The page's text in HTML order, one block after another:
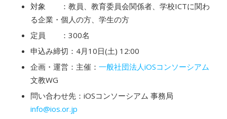
対象 ：教員、教育委員会関係者、学校ICTに関わ
る企業・個人の方、学生の方
定員 ：300名
申込み締切：4月10日(土) 12:00
企画・運営：主催： 一般社団法人iOSコンソーシアム
文教WG
問い合わせ先：iOSコンソーシアム 事務局
info@ios.or.jp